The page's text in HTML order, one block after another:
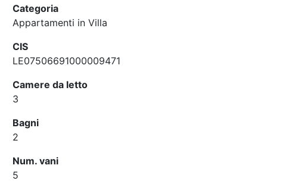
Categoria
Appartamenti in Villa
CIS
LE07506691000009471
Camere da letto
3
Bagni
2
Num. vani
5